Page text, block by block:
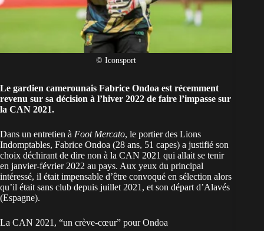
© Iconsport
Le gardien camerounais Fabrice Ondoa est récemment
revenu sur sa décision à l’hiver 2022 de faire l’impasse sur
la CAN 2021.
Dans un entretien à Foot Mercato, le portier des Lions
Indomptables, Fabrice Ondoa (28 ans, 51 capes) a justifié son
choix déchirant de dire non à la CAN 2021 qui allait se tenir
en janvier-février 2022 au pays. Aux yeux du principal
intéressé, il était impensable d’être convoqué en sélection alors
qu’il était sans club depuis juillet 2021, et son départ d’Alavés
(Espagne).
La CAN 2021, “un crève-cœur” pour Ondoa